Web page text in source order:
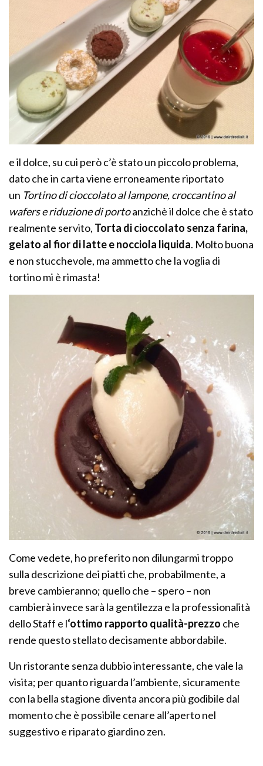
e il dolce, su cui però c’è stato un piccolo problema,
dato che in carta viene erroneamente riportato
un Tortino di cioccolato al lampone, croccantino al
wafers e riduzione di portoanzichè il dolce che è stato
realmente servito, Torta di cioccolato senza farina,
gelato al fior di latte e nocciola liquida. Molto buona
e non stucchevole, ma ammetto che la voglia di
tortino mi è rimasta!
Come vedete, ho preferito non dilungarmi troppo
sulla descrizione dei piatti che, probabilmente, a
breve cambieranno; quello che – spero – non
cambierà invece sarà la gentilezza e la professionalità
dello Staff e l‘ottimo rapporto qualità-prezzo che
rende questo stellato decisamente abbordabile.
Un ristorante senza dubbio interessante, che vale la
visita; per quanto riguarda l’ambiente, sicuramente
con la bella stagione diventa ancora più godibile dal
momento che è possibile cenare all’aperto nel
suggestivo e riparato giardino zen.